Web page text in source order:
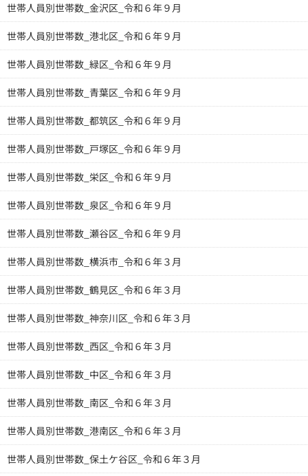
世帯人員別世帯数_金沢区_令和６年９月
世帯人員別世帯数_港北区_令和６年９月
世帯人員別世帯数_緑区_令和６年９月
世帯人員別世帯数_青葉区_令和６年９月
世帯人員別世帯数_都筑区_令和６年９月
世帯人員別世帯数_戸塚区_令和６年９月
世帯人員別世帯数_栄区_令和６年９月
世帯人員別世帯数_泉区_令和６年９月
世帯人員別世帯数_瀬谷区_令和６年９月
世帯人員別世帯数_横浜市_令和６年３月
世帯人員別世帯数_鶴見区_令和６年３月
世帯人員別世帯数_神奈川区_令和６年３月
世帯人員別世帯数_西区_令和６年３月
世帯人員別世帯数_中区_令和６年３月
世帯人員別世帯数_南区_令和６年３月
世帯人員別世帯数_港南区_令和６年３月
世帯人員別世帯数_保土ケ谷区_令和６年３月